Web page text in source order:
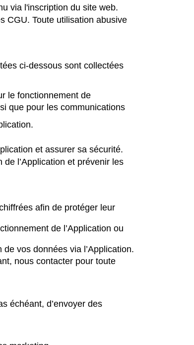
via l'inscription du site web.
CGU. Toute utilisation abusive
ci-dessous sont collectées
le fonctionnement de
que pour les communications
et assurer sa sécurité.
de l’Application et prévenir les
afin de protéger leur
de l’Application ou
vos données via l’Application.
nous contacter pour toute
échéant, d’envoyer des